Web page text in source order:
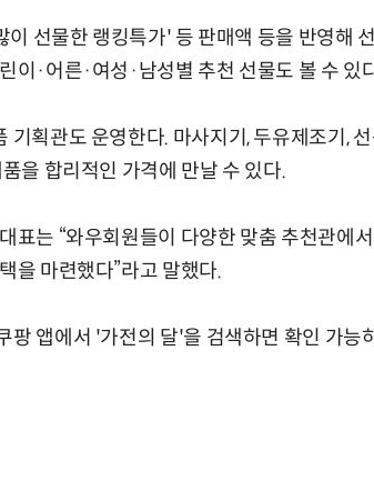
선물한 랭킹특가' 등 판매액 등을 반영해
이·어른·여성·남성별 추천 선물도 볼 수 있
획관도 운영한다. 마사지기, 두유제조기, 선
을 합리적인 가격에 만날 수 있다.
표는 “와우회원들이 다양한 맞춤 추천관에
을 마련했다”라고 말했다.
팡 앱에서 '가전의 달'을 검색하면 확인 가능